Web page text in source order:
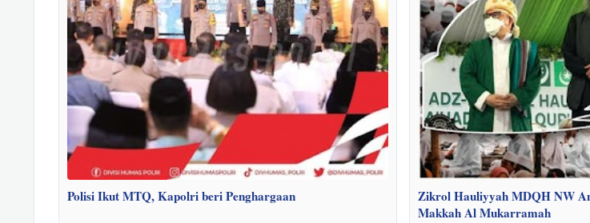
Polisi Ikut MTQ, Kapolri beri Penghargaan
Zikrol Hauliyyah MDQH NW
Makkah Al Mukarramah